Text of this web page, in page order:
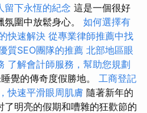
留下永恆的紀念 這是一個很好
圍中放鬆身心。 如何選擇有
快速解決 從專業律師推薦中找
質SEO團隊的推薦 北部地區眼
了解會計師服務，幫助您規劃
覺的傳奇度假勝地。 工商登記
快速平滑眼周肌膚 隨著新年的
明亮的假期和嘈雜的狂歡節的